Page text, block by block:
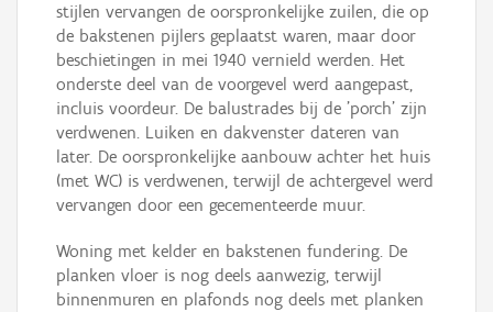
stijlen vervangen de oorspronkelijke zuilen, die op
de bakstenen pijlers geplaatst waren, maar door
beschietingen in mei 1940 vernield werden. Het
onderste deel van de voorgevel werd aangepast,
incluis voordeur. De balustrades bij de 'porch' zijn
verdwenen. Luiken en dakvenster dateren van
later. De oorspronkelijke aanbouw achter het huis
(met WC) is verdwenen, terwijl de achtergevel werd
vervangen door een gecementeerde muur.
Woning met kelder en bakstenen fundering. De
planken vloer is nog deels aanwezig, terwijl
binnenmuren en plafonds nog deels met planken